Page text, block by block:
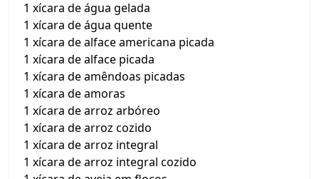
1 xícara de água gelada
1 xícara de água quente
1 xícara de alface americana picada
1 xícara de alface picada
1 xícara de amêndoas picadas
1 xícara de amoras
1 xícara de arroz arbóreo
1 xícara de arroz cozido
1 xícara de arroz integral
1 xícara de arroz integral cozido